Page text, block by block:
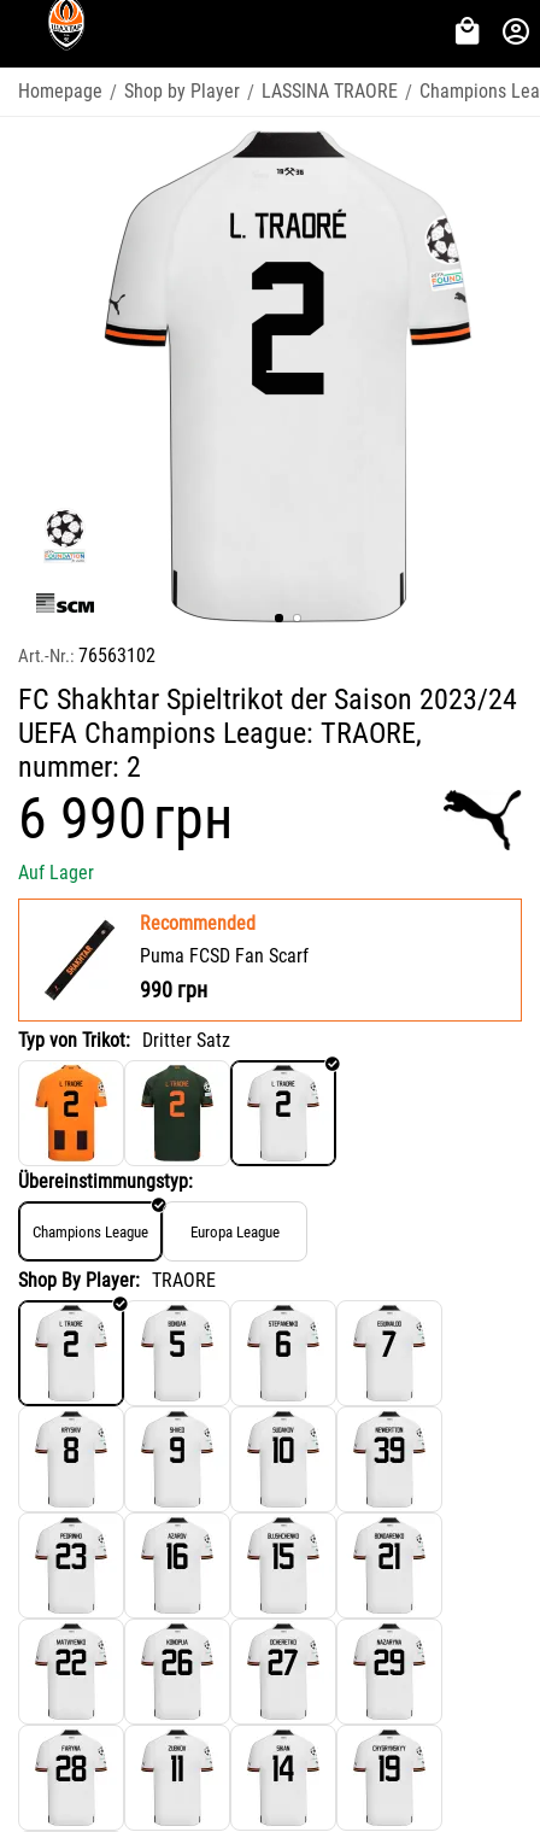
Homepage / Shop by Player / LASSINA TRAORE / Champions
Art.-Nr.: 76563102
FC Shakhtar Spieltrikot der Saison 2023/24
UEFA Champions League: TRAORE,
nummer: 2
‍6 990‍грн
Auf Lager
Recommended
Puma FCSD Fan Scarf
990 грн
Typ von Trikot: Dritter Satz
Übereinstimmungstyp:
Champions League Europa League
Shop By Player: TRAORE